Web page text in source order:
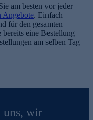
am besten vor jeder
Angebote. Einfach
für den gesamten
bereits eine Bestellung
am selben Tag
uns, wir